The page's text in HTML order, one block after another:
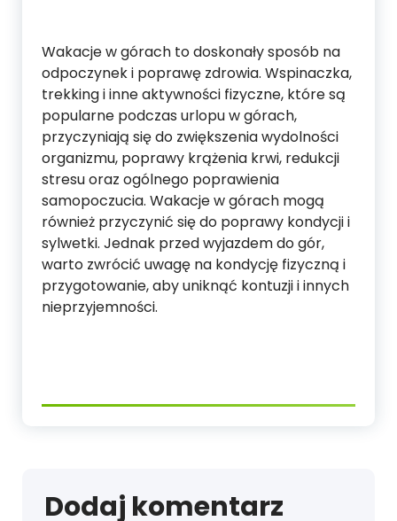
Wakacje w górach to doskonały sposób na
odpoczynek i poprawę zdrowia. Wspinaczka,
trekking i inne aktywności fizyczne, które są
popularne podczas urlopu w górach,
przyczyniają się do zwiększenia wydolności
organizmu, poprawy krążenia krwi, redukcji
stresu oraz ogólnego poprawienia
samopoczucia. Wakacje w górach mogą
również przyczynić się do poprawy kondycji i
sylwetki. Jednak przed wyjazdem do gór,
warto zwrócić uwagę na kondycję fizyczną i
przygotowanie, aby uniknąć kontuzji i innych
nieprzyjemności.
Dodaj komentarz